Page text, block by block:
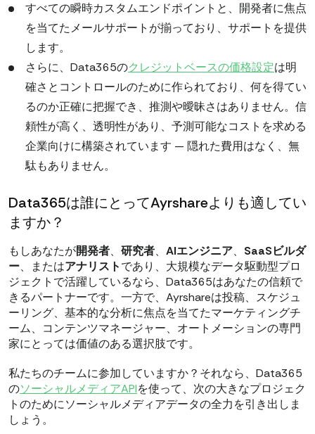
すべての瞬時カスタムエンドポイントと、開発者に焦点
を当てたメールサポートが揃っており、サポートを提供
します。
さらに、Data365のクレジットベースの価格設定は明
確さとコントロールのために作られており、何を得てい
るのか正確に把握でき、推測や曖昧さはありません。信
頼性が高く、透明性があり、予測可能なコストを求める
企業向けに構築されています — 隠れた費用はなく、無
駄もありません。
Data365は誰にとってAyrshareよりも適してい
ますか？
もしあなたが開発者、 研究者、 AIエンジニア、 SaaSビルダ
ー、またはアナリストであり、大規模なデータ駆動型プロ
ジェクトで活躍しているなら、Data365はあなたの信頼で
きるパートナーです。一方で、Ayrshareは投稿、スケジュ
ーリング、基本的な分析に焦点を当てたマーケティングチ
ーム、コンテンツマネージャー、オートメーションの専門
家にとっては価値のある選択肢です。
私たちのチームに参加していますか？それなら、Data365
のソーシャルメディアAPIを使って、次の大きなプロジェク
トのためにソーシャルメディアデータの全力を引き出しま
しょう。